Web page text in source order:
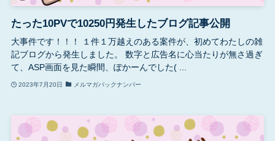
たった10PVで10250円発生したブログ記事公開
大事件です！！！ １件１万越えのある案件が、初めてわたしの雑
記ブログから発生しました。 数字と広告名に心当たりが無さ過ぎ
て、ASP画面を見た瞬間、ぽかーんでした( ...
2023年7月20日 メルマガバックナンバー